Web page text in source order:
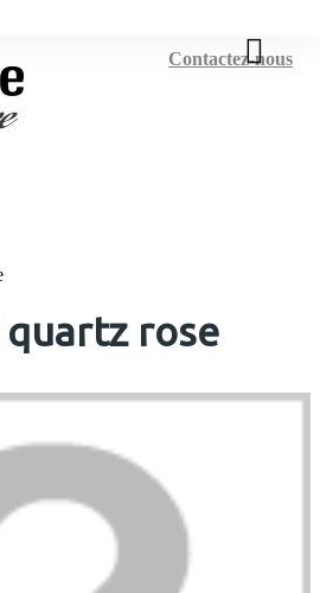
Contactez-nous
rose